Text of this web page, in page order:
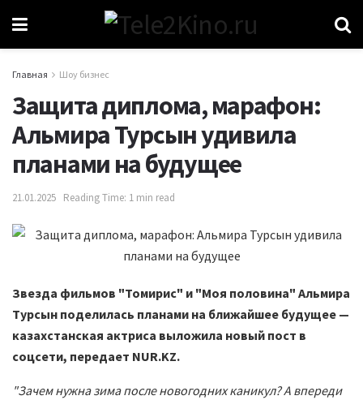
Главная Шоу бизнес
Защита диплома, марафон:
Альмира Турсын удивила
планами на будущее
21.01.2025 Reading Time: 1 min read
Звезда фильмов "Томирис" и "Моя половина" Альмира
Турсын поделилась планами на ближайшее будущее —
казахстанская актриса выложила новый пост в
соцсети, передает NUR.KZ.
"Зачем нужна зима после новогодних каникул? А впереди